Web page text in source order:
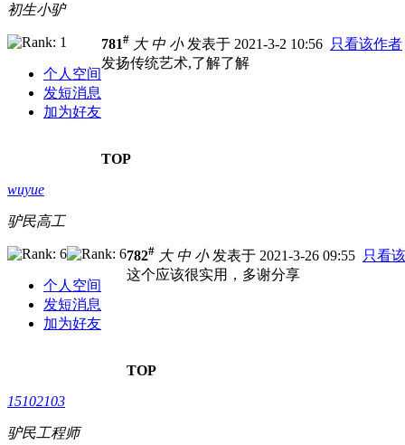
初生小驴
个人空间
发短消息
加为好友
781# 大 中 小发表于 2021-3-2 10:56 只看该作者
发扬传统艺术,了解了解
TOP
wuyue
驴民高工
个人空间
发短消息
加为好友
782# 大 中 小发表于 2021-3-26 09:55 只看
这个应该很实用，多谢分享
TOP
15102103
驴民工程师